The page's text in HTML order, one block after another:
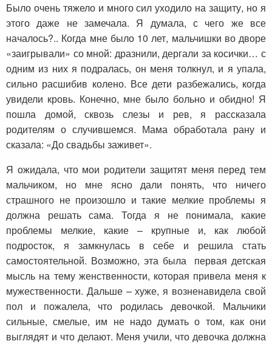
Было очень тяжело и много сил уходило на защиту, но я
этого даже не замечала. Я думала, с чего же все
началось?.. Когда мне было 10 лет, мальчишки во дворе
«заигрывали» со мной: дразнили, дергали за косички… с
одним из них я подралась, он меня толкнул, и я упала,
сильно расшибив колено. Все дети разбежались, когда
увидели кровь. Конечно, мне было больно и обидно! Я
пошла домой, сквозь слезы и рев, я рассказала
родителям о случившемся. Мама обработала рану и
сказала: «До свадьбы заживет».
Я ожидала, что мои родители защитят меня перед тем
мальчиком, но мне ясно дали понять, что ничего
страшного не произошло и такие мелкие проблемы я
должна решать сама. Тогда я не понимала, какие
проблемы мелкие, какие – крупные и, как любой
подросток, я замкнулась в себе и решила стать
самостоятельной. Возможно, эта была первая детская
мысль на тему женственности, которая привела меня к
мужественности. Дальше – хуже, я возненавидела свой
пол и пожалела, что родилась девочкой. Мальчики
сильные, смелые, им не надо думать о том, как они
выглядят и что делают. Меня учили, что девочка должна